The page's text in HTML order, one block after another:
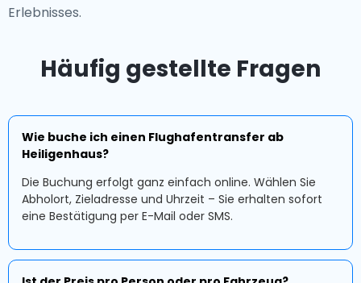
Erlebnisses.
Häufig gestellte Fragen
Wie buche ich einen Flughafentransfer ab
Heiligenhaus?
Die Buchung erfolgt ganz einfach online. Wählen Sie
Abholort, Zieladresse und Uhrzeit – Sie erhalten sofort
eine Bestätigung per E-Mail oder SMS.